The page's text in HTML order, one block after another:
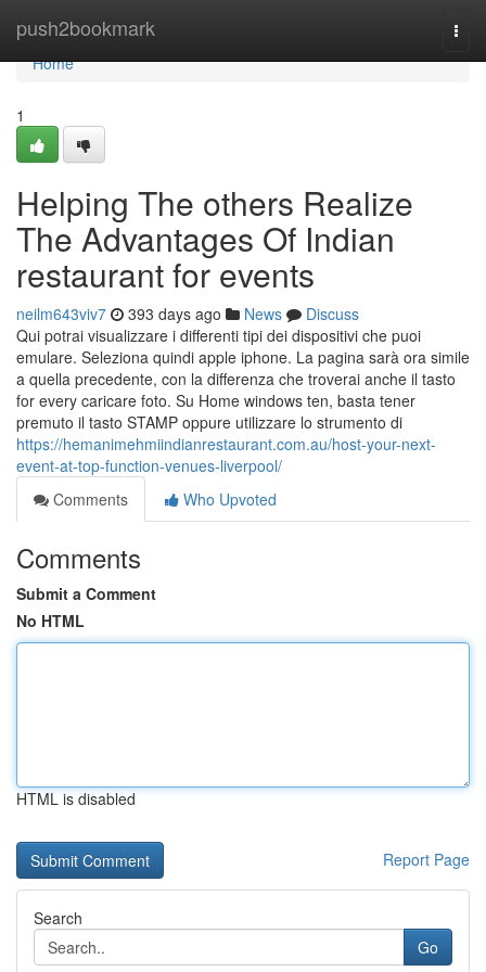
push2bookmark
Home
Home
1
Helping The others Realize
The Advantages Of Indian
restaurant for events
neilm643viv7 393 days ago News
Discuss
Qui potrai visualizzare i differenti tipi dei dispositivi che puoi
emulare. Seleziona quindi apple iphone. La pagina sarà ora simile
a quella precedente, con la differenza che troverai anche il tasto
for every caricare foto. Su Home windows ten, basta tener
premuto il tasto STAMP oppure utilizzare lo strumento di
https://hemanimehmiindianrestaurant.com.au/host-your-next-
event-at-top-function-venues-liverpool/
Comments
Who Upvoted
Comments
Submit a Comment
No HTML
HTML is disabled
Report Page
Search
Go